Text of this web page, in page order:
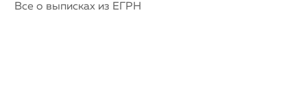
Все о выписках из ЕГРН